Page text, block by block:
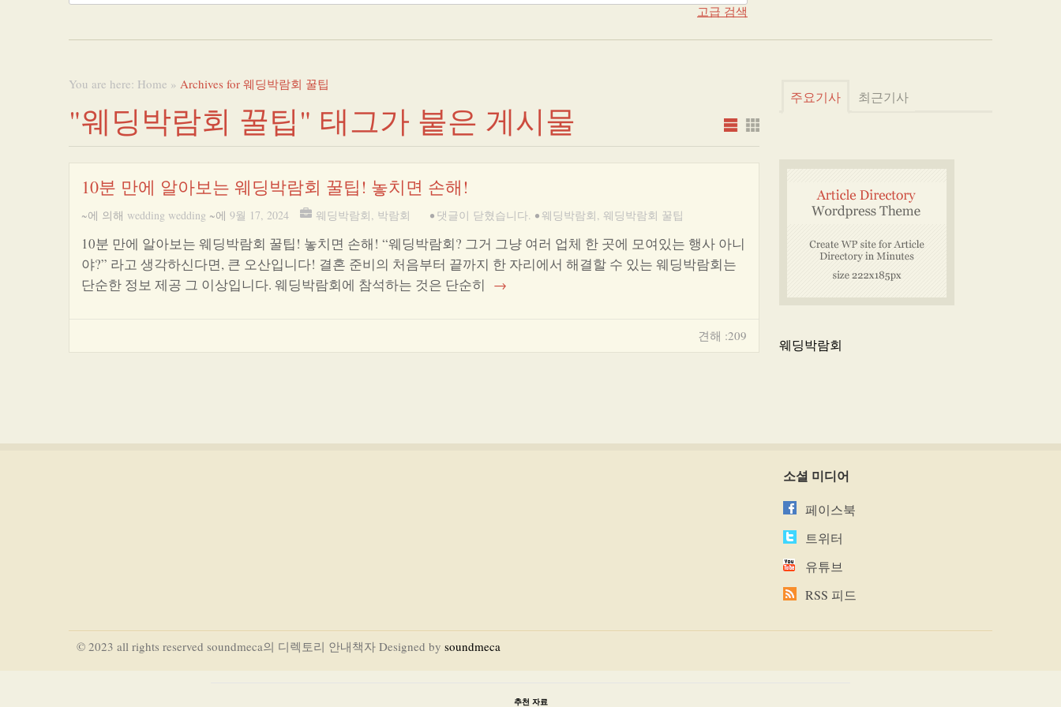
고급 검색
You are here: Home » Archives for 웨딩박람회 꿀팁
"웨딩박람회 꿀팁" 태그가 붙은 게시물
10분 만에 알아보는 웨딩박람회 꿀팁! 놓치면 손해!
~에 의해 wedding wedding ~에 9월 17, 2024 웨딩박람회, 박람회 • 댓글이 닫혔습니다. •웨딩박람회, 웨딩박람회 꿀팁
10분 만에 알아보는 웨딩박람회 꿀팁! 놓치면 손해! “웨딩박람회? 그거 그냥 여러 업체 한 곳에 모여있는 행사 아니
야?” 라고 생각하신다면, 큰 오산입니다! 결혼 준비의 처음부터 끝까지 한 자리에서 해결할 수 있는 웨딩박람회는
단순한 정보 제공 그 이상입니다. 웨딩박람회에 참석하는 것은 단순히 →
견해 :209
주요기사 최근기사
웨딩박람회
소셜 미디어
페이스북
트위터
유튜브
RSS 피드
© 2023 all rights reserved soundmeca의 디렉토리 안내책자 Designed by soundmeca
추천 자료